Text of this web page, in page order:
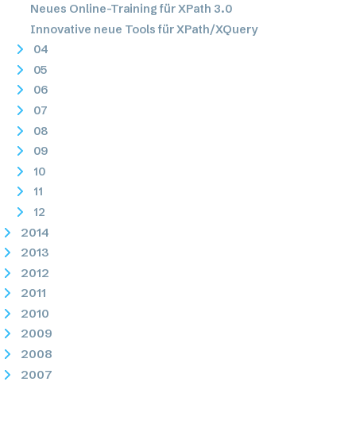
Neues Online-Training für XPath 3.0
Innovative neue Tools für XPath/XQuery
04
05
06
07
08
09
10
11
12
2014
2013
2012
2011
2010
2009
2008
2007